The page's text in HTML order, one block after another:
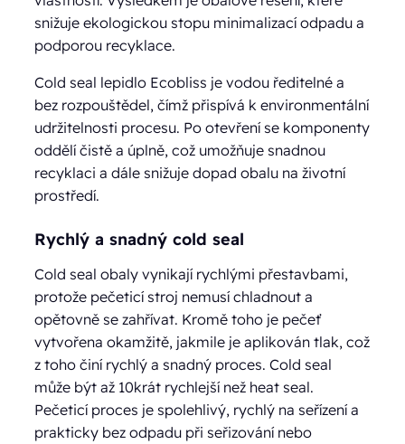
snižuje ekologickou stopu minimalizací odpadu a
podporou recyklace.
Cold seal lepidlo Ecobliss je vodou ředitelné a
bez rozpouštědel, čímž přispívá k environmentální
udržitelnosti procesu. Po otevření se komponenty
oddělí čistě a úplně, což umožňuje snadnou
recyklaci a dále snižuje dopad obalu na životní
prostředí.
Rychlý a snadný cold seal
Cold seal obaly vynikají rychlými přestavbami,
protože pečeticí stroj nemusí chladnout a
opětovně se zahřívat. Kromě toho je pečeť
vytvořena okamžitě, jakmile je aplikován tlak, což
z toho činí rychlý a snadný proces. Cold seal
může být až 10krát rychlejší než heat seal.
Pečeticí proces je spolehlivý, rychlý na seřízení a
prakticky bez odpadu při seřizování nebo